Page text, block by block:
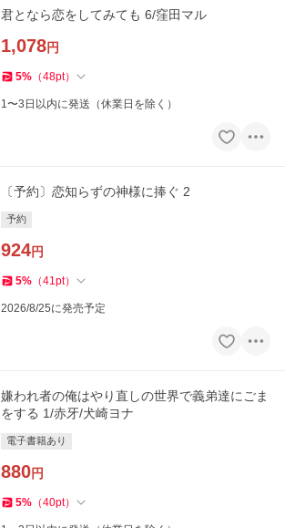
君となら恋をしてみても 6/窪田マル
1,078円
5% （48pt）
1〜3日以内に発送（休業日を除く）
〔予約〕恋知らずの神様に捧ぐ 2
予約
924円
5% （41pt）
2026/8/25に発売予定
嫌われ者の俺はやり直しの世界で義弟達にごま
をする 1/赤牙/犬崎ヨナ
電子書籍あり
880円
5% （40pt）